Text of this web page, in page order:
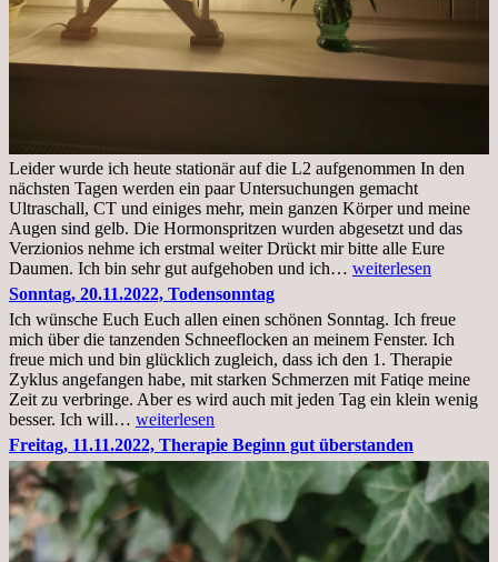
Leider wurde ich heute stationär auf die L2 aufgenommen In den
nächsten Tagen werden ein paar Untersuchungen gemacht
Ultraschall, CT und einiges mehr, mein ganzen Körper und meine
Augen sind gelb. Die Hormonspritzen wurden abgesetzt und das
Verzionios nehme ich erstmal weiter Drückt mir bitte alle Eure
Daumen. Ich bin sehr gut aufgehoben und ich… Mittwoch.
Krankenhaus
stationär
weiterlesen
Sonntag, 20.11.2022, Todensonntag
Ich wünsche Euch Euch allen einen schönen Sonntag. Ich freue
mich über die tanzenden Schneeflocken an meinem Fenster. Ich
freue mich und bin glücklich zugleich, dass ich den 1. Therapie
Zyklus angefangen habe, mit starken Schmerzen mit Fatiqe meine
Zeit zu verbringe. Aber es wird auch mit jeden Tag ein klein wenig
besser. Ich will… Sonntag,
20.11.2022,
Todensonntag
weiterlesen
Freitag, 11.11.2022, Therapie Beginn gut überstanden